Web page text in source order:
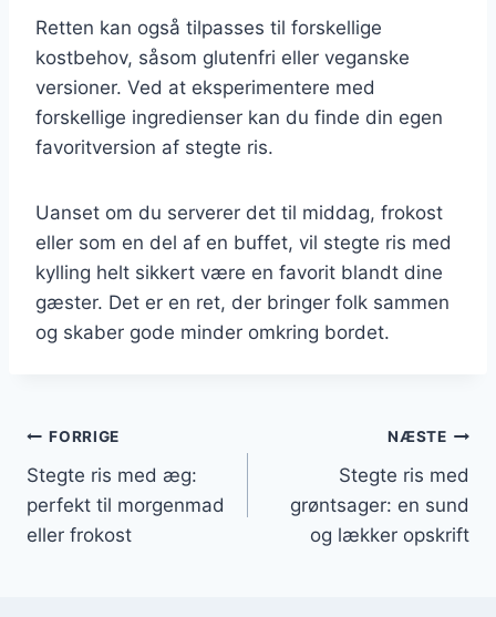
Retten kan også tilpasses til forskellige
kostbehov, såsom glutenfri eller veganske
versioner. Ved at eksperimentere med
forskellige ingredienser kan du finde din egen
favoritversion af stegte ris.
Uanset om du serverer det til middag, frokost
eller som en del af en buffet, vil stegte ris med
kylling helt sikkert være en favorit blandt dine
gæster. Det er en ret, der bringer folk sammen
og skaber gode minder omkring bordet.
Indlægsnavigation
FORRIGE
Stegte ris med æg:
perfekt til morgenmad
eller frokost
NÆSTE
Stegte ris med
grøntsager: en sund
og lækker opskrift